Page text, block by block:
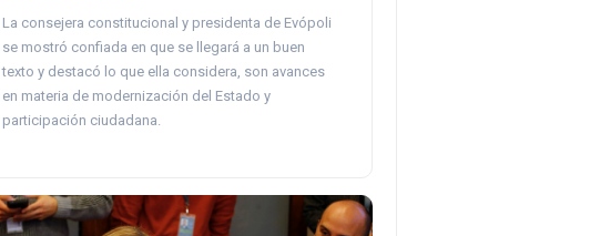
La consejera constitucional y presidenta de Evópoli
se mostró confiada en que se llegará a un buen
texto y destacó lo que ella considera, son avances
en materia de modernización del Estado y
participación ciudadana.